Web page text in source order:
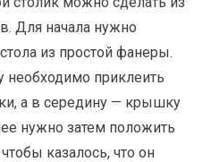
Для начала нужно
из простой фанеры.
необходимо приклеить
а в середину — крышку
нужно затем положить
казалось, что он